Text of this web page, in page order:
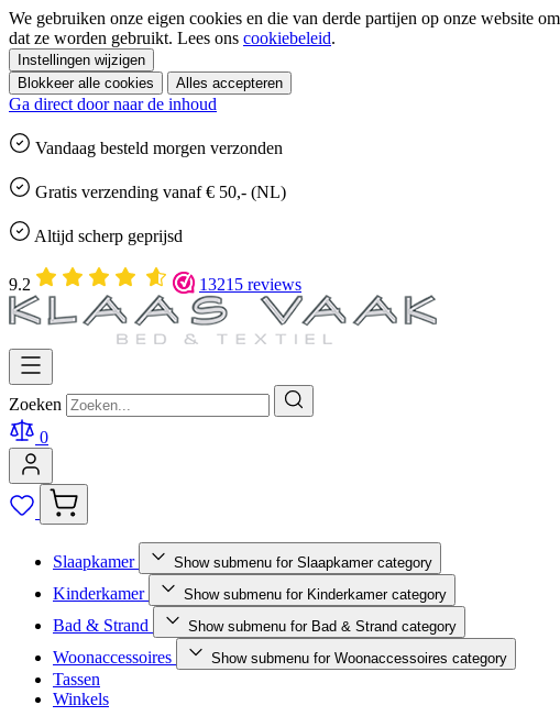
We gebruiken onze eigen cookies en die van derde partijen op onze website
dat ze worden gebruikt. Lees ons cookiebeleid.
Instellingen wijzigen
Blokkeer alle cookies
Alles accepteren
Ga direct door naar de inhoud
Vandaag besteld morgen verzonden
Gratis verzending vanaf € 50,- (NL)
Altijd scherp geprijsd
9.2 13215 reviews
Zoeken
0
Slaapkamer Show submenu for Slaapkamer category
Kinderkamer Show submenu for Kinderkamer category
Bad & Strand Show submenu for Bad & Strand category
Woonaccessoires Show submenu for Woonaccessoires category
Tassen
Winkels